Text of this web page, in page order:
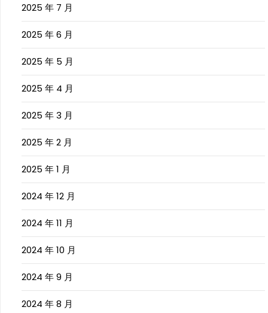
2025 年 7 月
2025 年 6 月
2025 年 5 月
2025 年 4 月
2025 年 3 月
2025 年 2 月
2025 年 1 月
2024 年 12 月
2024 年 11 月
2024 年 10 月
2024 年 9 月
2024 年 8 月